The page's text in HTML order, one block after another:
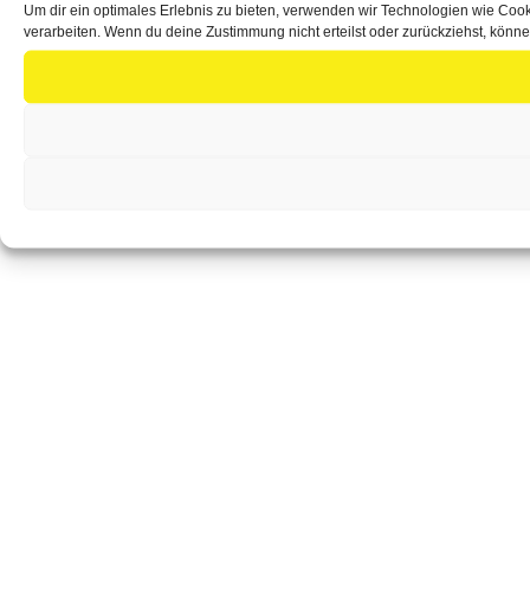
Um dir ein optimales Erlebnis zu bieten, verwenden wir Technologien wie
verarbeiten. Wenn du deine Zustimmung nicht erteilst oder zurückziehst,